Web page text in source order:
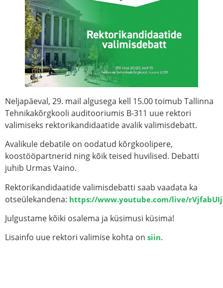
Neljapäeval, 29. mail algusega kell 15.00 toimub Tallinna
Tehnikakõrgkooli auditooriumis B-311 uue rektori
valimiseks rektorikandidaatide avalik valimisdebatt.
Avalikule debatile on oodatud kõrgkoolipere,
koostööpartnerid ning kõik teised huvilised. Debatti
juhib Urmas Vaino.
Rektorikandidaatide valimisdebatti saab vaadata ka
otseülekandena: https://www.youtube.com/live/
Julgustame kõiki osalema ja küsimusi küsima!
Lisainfo uue rektori valimise kohta on siin.